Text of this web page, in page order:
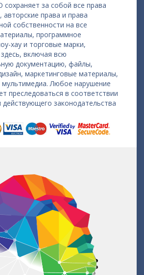
за собой все права
авторские права и права
собственности на все
программное
хау и торговые марки,
включая всю
документацию, файлы,
маркетинговые материалы,
Любое нарушение
преследоваться в соответствии
законодательства